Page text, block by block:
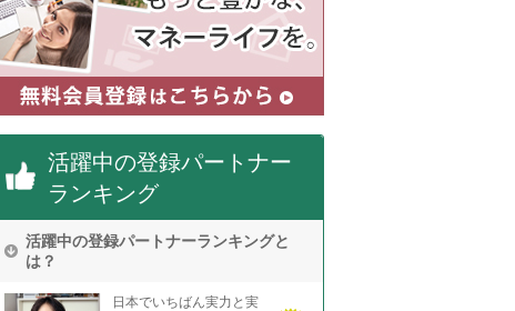
活躍中の登録パートナー
ランキング
活躍中の登録パートナーランキングと
は？
日本でいちばん実力と実